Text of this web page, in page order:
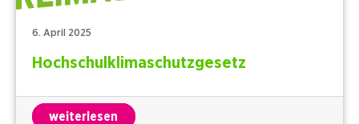
6. April 2025
Hochschulklimaschutzgesetz
weiterlesen